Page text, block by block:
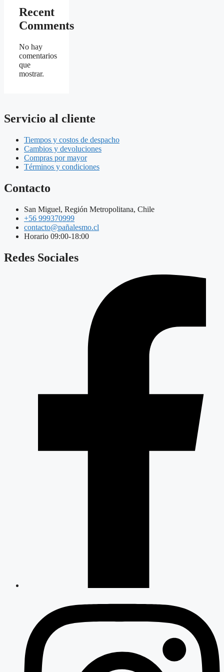
Recent
Comments
No hay
comentarios
que
mostrar.
Servicio al cliente
Tiempos y costos de despacho
Cambios y devoluciones
Compras por mayor
Términos y condiciones
Contacto
San Miguel, Región Metropolitana, Chile
+56 999370999
contacto@pañalesmo.cl
Horario 09:00-18:00
Redes Sociales